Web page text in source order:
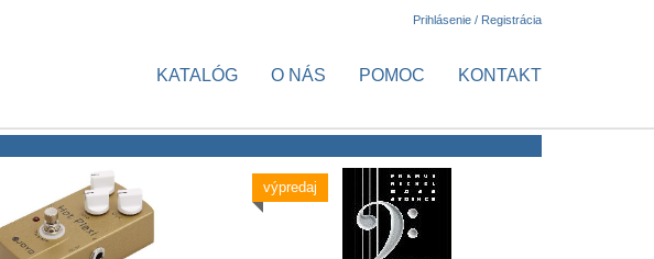
Prihlásenie / Registrácia
KATALÓG O NÁS POMOC KONTAKT
výpredaj